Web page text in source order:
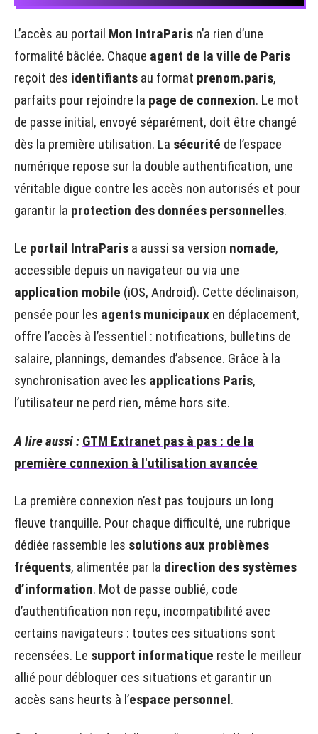
L’accès au portail Mon IntraParis n’a rien d’une
formalité bâclée. Chaque agent de la ville de Paris
reçoit des identifiants au format prenom.paris,
parfaits pour rejoindre la page de connexion. Le mot
de passe initial, envoyé séparément, doit être changé
dès la première utilisation. La sécurité de l’espace
numérique repose sur la double authentification, une
véritable digue contre les accès non autorisés et pour
garantir la protection des données personnelles.
Le portail IntraParis a aussi sa version nomade,
accessible depuis un navigateur ou via une
application mobile (iOS, Android). Cette déclinaison,
pensée pour les agents municipaux en déplacement,
offre l’accès à l’essentiel : notifications, bulletins de
salaire, plannings, demandes d’absence. Grâce à la
synchronisation avec les applications Paris,
l’utilisateur ne perd rien, même hors site.
A lire aussi : GTM Extranet pas à pas : de la
première connexion à l'utilisation avancée
La première connexion n’est pas toujours un long
fleuve tranquille. Pour chaque difficulté, une rubrique
dédiée rassemble les solutions aux problèmes
fréquents, alimentée par la direction des systèmes
d’information. Mot de passe oublié, code
d’authentification non reçu, incompatibilité avec
certains navigateurs : toutes ces situations sont
recensées. Le support informatique reste le meilleur
allié pour débloquer ces situations et garantir un
accès sans heurts à l’espace personnel.